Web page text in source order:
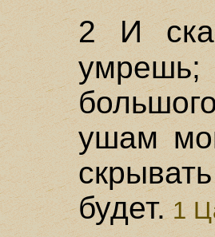
2 И
ушам
будет. 1